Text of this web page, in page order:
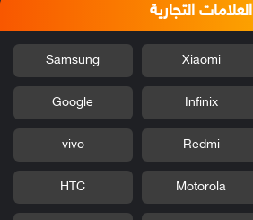
العلامات التجارية
Xiaomi
Samsung
Infinix
Google
Redmi
vivo
Motorola
HTC